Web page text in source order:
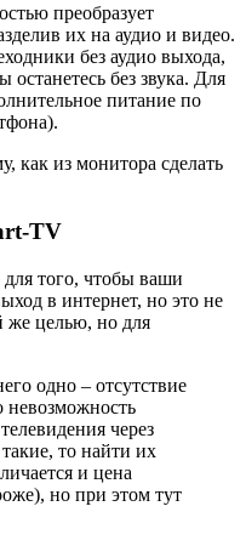
преобразует
их на аудио и видео.
без аудио выхода,
останетесь без звука. Для
питание по
как из монитора сделать
TV
для того, чтобы ваши
в интернет, но это не
же целью, но для
одно – отсутствие
невозможность
через
то найти их
и цена
но при этом тут